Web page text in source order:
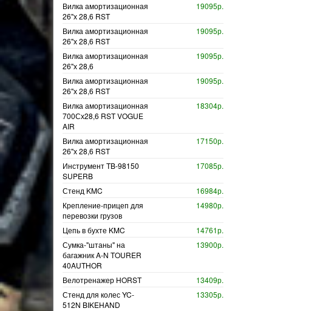
Вилка амортизационная
26"х 28,6 RST
19095р.
Вилка амортизационная
26"х 28,6 RST
19095р.
Вилка амортизационная
26"х 28,6
19095р.
Вилка амортизационная
26"х 28,6 RST
19095р.
Вилка амортизационная
700Сх28,6 RST VOGUE
AIR
18304р.
Вилка амортизационная
26"х 28,6 RST
17150р.
Инструмент TB-98150
SUPERB
17085р.
Стенд KMC
16984р.
Крепление-прицеп для
перевозки грузов
14980р.
Цепь в бухте KMC
14761р.
Сумка-"штаны" на
багажник A-N TOURER
40AUTHOR
13900р.
Велотренажер HORST
13409р.
Стенд для колес YC-
512N BIKEHAND
13305р.